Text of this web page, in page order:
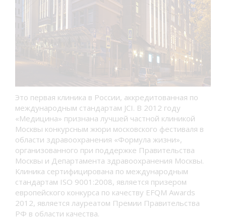
Это первая клиника в России, аккредитованная по
международным стандартам JCI. В 2012 году
«Медицина» признана лучшей частной клиникой
Москвы конкурсным жюри московского фестиваля в
области здравоохранения «Формула жизни»,
организованного при поддержке Правительства
Москвы и Департамента здравоохранения Москвы.
Клиника сертифицирована по международным
стандартам ISO 9001:2008, является призером
европейского конкурса по качеству EFQM Awards
2012, является лауреатом Премии Правительства
РФ в области качества.